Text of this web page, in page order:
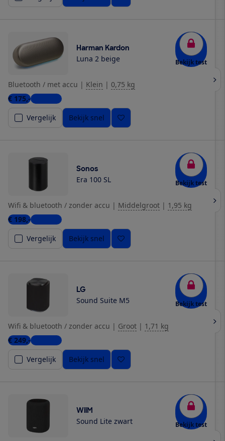
Harman Kardon
Luna 2 beige Bekijk test
Bluetooth / met accu | Klein | 0,75 kg
€ 175,-5 winkels
Vergelijk
Bekijk snel
Sonos
Era 100 SL Bekijk test
Wifi & bluetooth / zonder accu | Middelgroot | 1,95 kg
€ 198,-9 winkels
Vergelijk
Bekijk snel
LG
Sound Suite M5 Bekijk test
Wifi & bluetooth / zonder accu | Groot | 1,71 kg
€ 249,-4 winkels
Vergelijk
Bekijk snel
WiiM
Sound Lite zwart Bekijk test